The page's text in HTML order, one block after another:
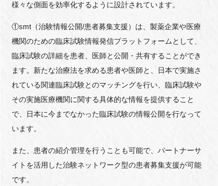
様々な側面を効率化するように設計されています。
①smt（治験情報公開/患者募集支援）は、製薬企業や医療
機関のための臨床試験情報発信プラットフォームとして、
臨床試験の詳細を患者、医師と公開・共有することができ
ます。新たな治療法を求める患者や医師と、日本で実施さ
れている関連臨床試験とのマッチングを行い、臨床試験や
その実施医療機関に関する具体的な情報を提供すること
で、日本に今までなかった臨床試験の情報公開を行なって
います。
また、患者の紹介管理を行うことも可能で、パートナーサ
イトを活用した治験ネットワーク型の患者募集支援が可能
です。